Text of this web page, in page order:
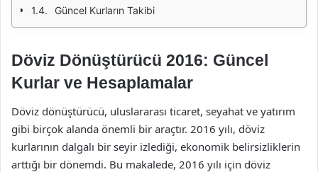
Güncel Kurların Takibi
Döviz Dönüştürücü 2016: Güncel
Kurlar ve Hesaplamalar
Döviz dönüştürücü, uluslararası ticaret, seyahat ve yatırım
gibi birçok alanda önemli bir araçtır. 2016 yılı, döviz
kurlarının dalgalı bir seyir izlediği, ekonomik belirsizliklerin
arttığı bir dönemdi. Bu makalede, 2016 yılı için döviz